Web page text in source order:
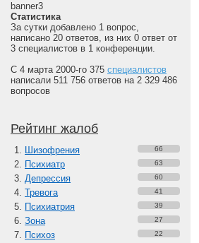
banner3
Статистика
За сутки добавлено 1 вопрос,
написано 20 ответов, из них 0 ответ от
3 специалистов в 1 конференции.
С 4 марта 2000-го 375 специалистов
написали 511 756 ответов на 2 329 486
вопросов
Рейтинг жалоб
Шизофрения 66
Психиатр 63
Депрессия 60
Тревога 41
Психиатрия 39
Зона 27
Психоз 22